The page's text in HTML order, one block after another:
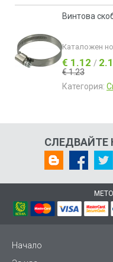
Винтова
Каталожен
€ 1.12 /
€ 1.23
Категория:
СЛЕДВАЙТЕ
Начало